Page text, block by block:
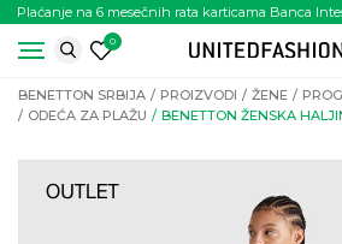
Plaćanje na 6 mesečnih rata karticama Banca
0
BENETTON SRBIJA PROIZVODI ŽENE
ODEĆA ZA PLAŽU
BENETTON ŽENSKA